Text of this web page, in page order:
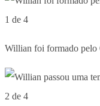
1 de 4
Willian foi formado pelo
2 de 4